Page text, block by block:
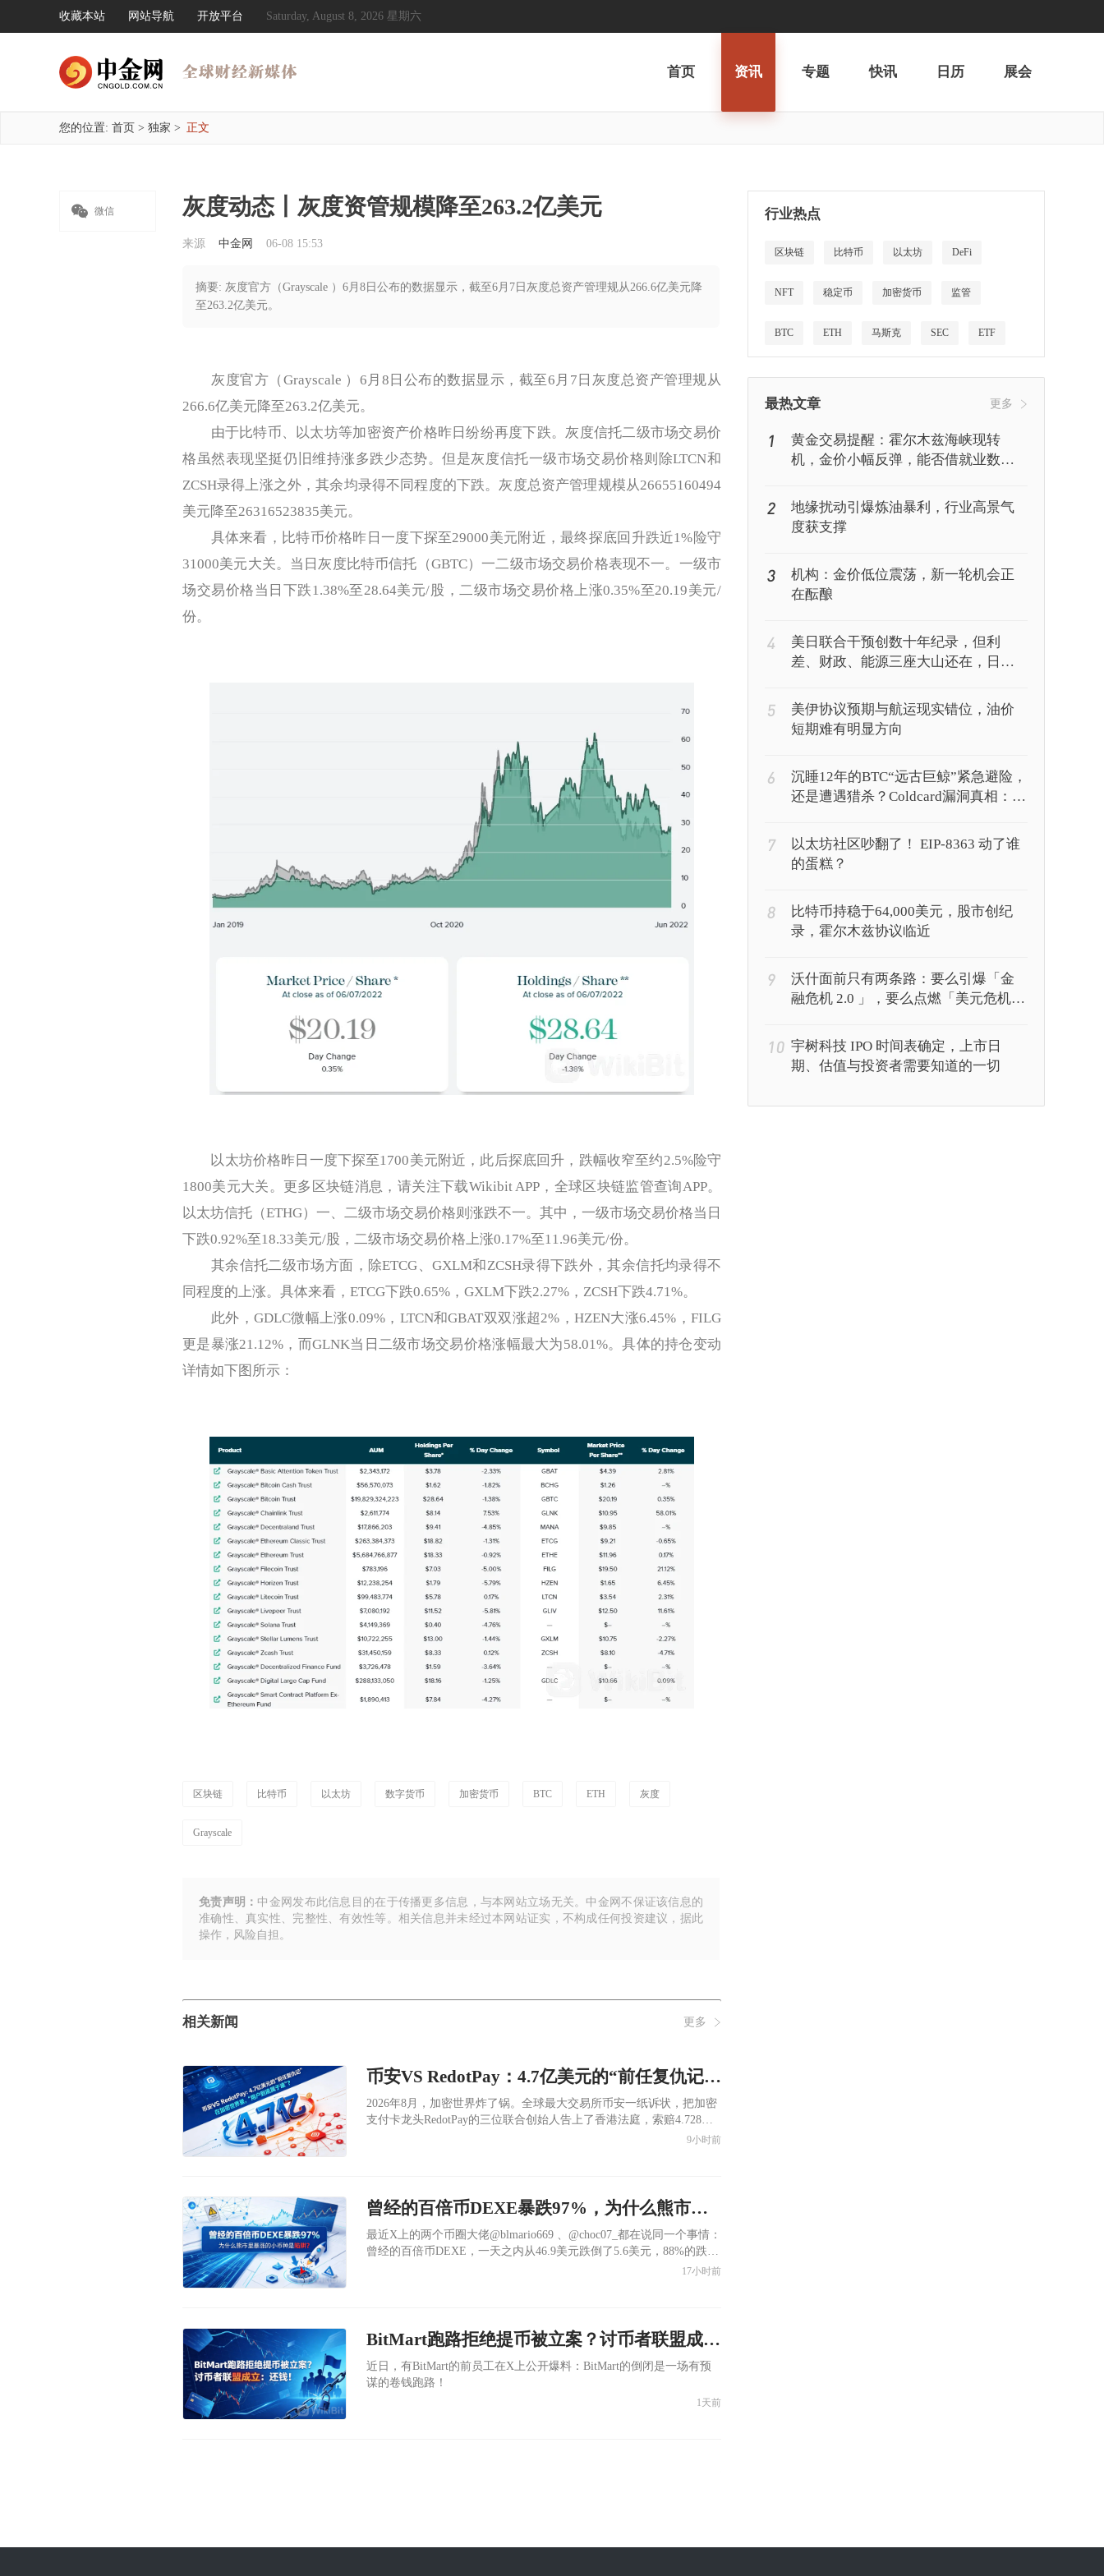
收藏本站 网站导航 开放平台 Saturday, August 8, 2026 星期六
首页 资讯 专题 快讯 日历 展会
您的位置: 首页 > 独家 > 正文
 微信 灰度动态丨灰度资管规模降至263.2亿美元
来源 中金网 06-08 15:53
摘要: 灰度官方（Grayscale ）6月8日公布的数据显示，截至6月7日灰度总资产管理规从266.6亿美元降
至263.2亿美元。
灰度官方（Grayscale ）6月8日公布的数据显示，截至6月7日灰度总资产管理规从
266.6亿美元降至263.2亿美元。
由于比特币、以太坊等加密资产价格昨日纷纷再度下跌。灰度信托二级市场交易价
格虽然表现坚挺仍旧维持涨多跌少态势。但是灰度信托一级市场交易价格则除LTCN和
ZCSH录得上涨之外，其余均录得不同程度的下跌。灰度总资产管理规模从26655160494
美元降至26316523835美元。
具体来看，比特币价格昨日一度下探至29000美元附近，最终探底回升跌近1%险守
31000美元大关。当日灰度比特币信托（GBTC）一二级市场交易价格表现不一。一级市
场交易价格当日下跌1.38%至28.64美元/股，二级市场交易价格上涨0.35%至20.19美元/
份。
以太坊价格昨日一度下探至1700美元附近，此后探底回升，跌幅收窄至约2.5%险守
1800美元大关。更多区块链消息，请关注下载Wikibit APP，全球区块链监管查询APP。
以太坊信托（ETHG）一、二级市场交易价格则涨跌不一。其中，一级市场交易价格当日
下跌0.92%至18.33美元/股，二级市场交易价格上涨0.17%至11.96美元/份。
其余信托二级市场方面，除ETCG、GXLM和ZCSH录得下跌外，其余信托均录得不
同程度的上涨。具体来看，ETCG下跌0.65%，GXLM下跌2.27%，ZCSH下跌4.71%。
此外，GDLC微幅上涨0.09%，LTCN和GBAT双双涨超2%，HZEN大涨6.45%，FILG
更是暴涨21.12%，而GLNK当日二级市场交易价格涨幅最大为58.01%。具体的持仓变动
详情如下图所示：
区块链 比特币 以太坊 数字货币 加密货币 BTC ETH 灰度
Grayscale
免责声明： 中金网发布此信息目的在于传播更多信息，与本网站立场无关。中金网不保证该信息的
准确性、真实性、完整性、有效性等。相关信息并未经过本网站证实，不构成任何投资建议，据此
操作，风险自担。
相关新闻 更多
币安VS RedotPay：4.7亿美元的“前任复仇记”——在加密世界里，“用户到底属于谁”？
​2026年8月，加密世界炸了锅。全球最大交易所币安一纸诉状，把加密
支付卡龙头RedotPay的三位联合创始人告上了香港法庭，索赔4.728亿
美元。同时在新加坡对RedotPay关联方提起了另一起诉讼，听证会在今
9小时前
曾经的百倍币DEXE暴跌97%，为什么熊市里暴涨的小币种是陷阱？
​最近X上的两个币圈大佬@blmario669 、@choc07_都在说同一个事情：
曾经的百倍币DEXE，一天之内从46.9美元跌倒了5.6美元，88%的跌幅
（现在最低跌到了1.5美元，跌幅97%），有大户在这过程中亏损了将
17小时前
BitMart跑路拒绝提币被立案？讨币者联盟成立：还钱！
​近日，有BitMart的前员工在X上公开爆料：BitMart的倒闭是一场有预
谋的卷钱跑路！
1天前
行业热点
区块链 比特币 以太坊 DeFi
NFT 稳定币 加密货币 监管
BTC ETH 马斯克 SEC ETF
最热文章 更多
1
黄金交易提醒：霍尔木兹海峡现转
机，金价小幅反弹，能否借就业数据
2
地缘扰动引爆炼油暴利，行业高景气
度获支撑
3
机构：金价低位震荡，新一轮机会正
在酝酿
4
美日联合干预创数十年纪录，但利
差、财政、能源三座大山还在，日元
5
美伊协议预期与航运现实错位，油价
短期难有明显方向
6
沉睡12年的BTC“远古巨鲸”紧急避险，
还是遭遇猎杀？Coldcard漏洞真相：你
7
以太坊社区吵翻了！ EIP-8363 动了谁
的蛋糕？
8
比特币持稳于64,000美元，股市创纪
录，霍尔木兹协议临近
9
沃什面前只有两条路：要么引爆「金
融危机 2.0 」，要么点燃「美元危机
10 宇树科技 IPO 时间表确定，上市日
期、估值与投资者需要知道的一切